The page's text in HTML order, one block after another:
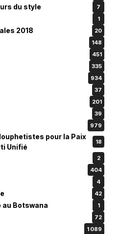
du style 7
1
2018 20
148
451
335
934
37
201
39
979
pour la Paix
Unifié
18
2
404
4
42
Botswana 1
72
1 089